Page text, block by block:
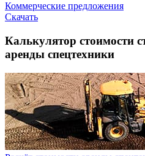
Коммерческие предложения
Скачать
Калькулятор стоимости
аренды спецтехники